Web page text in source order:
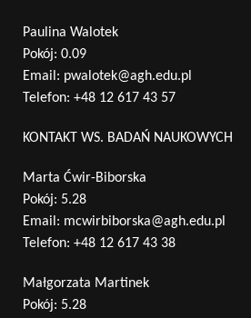
Paulina Walotek
Pokój: 0.09
Email: pwalotek@agh.edu.pl
Telefon: +48 12 617 43 57
KONTAKT WS. BADAŃ NAUKOWYCH
Marta Ćwir-Biborska
Pokój: 5.28
Email: mcwirbiborska@agh.edu.pl
Telefon: +48 12 617 43 38
Małgorzata Martinek
Pokój: 5.28